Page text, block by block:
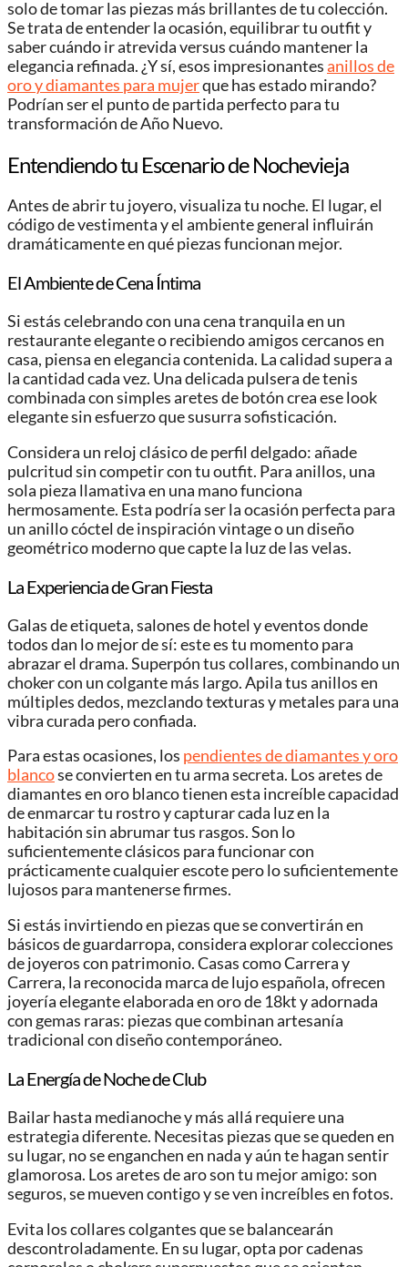
solo de tomar las piezas más brillantes de tu colección.
Se trata de entender la ocasión, equilibrar tu outfit y
saber cuándo ir atrevida versus cuándo mantener la
elegancia refinada. ¿Y sí, esos impresionantesanillos de
oro y diamantes para mujerque has estado mirando?
Podrían ser el punto de partida perfecto para tu
transformación de Año Nuevo.
Entendiendo tu Escenario de Nochevieja
Antes de abrir tu joyero, visualiza tu noche. El lugar, el
código de vestimenta y el ambiente general influirán
dramáticamente en qué piezas funcionan mejor.
El Ambiente de Cena Íntima
Si estás celebrando con una cena tranquila en un
restaurante elegante o recibiendo amigos cercanos en
casa, piensa en elegancia contenida. La calidad supera a
la cantidad cada vez. Una delicada pulsera de tenis
combinada con simples aretes de botón crea ese look
elegante sin esfuerzo que susurra sofisticación.
Considera un reloj clásico de perfil delgado: añade
pulcritud sin competir con tu outfit. Para anillos, una
sola pieza llamativa en una mano funciona
hermosamente. Esta podría ser la ocasión perfecta para
un anillo cóctel de inspiración vintage o un diseño
geométrico moderno que capte la luz de las velas.
La Experiencia de Gran Fiesta
Galas de etiqueta, salones de hotel y eventos donde
todos dan lo mejor de sí: este es tu momento para
abrazar el drama. Superpón tus collares, combinando un
choker con un colgante más largo. Apila tus anillos en
múltiples dedos, mezclando texturas y metales para una
vibra curada pero confiada.
Para estas ocasiones, los pendientes de diamantes y oro
blancose convierten en tu arma secreta. Los aretes de
diamantes en oro blanco tienen esta increíble capacidad
de enmarcar tu rostro y capturar cada luz en la
habitación sin abrumar tus rasgos. Son lo
suficientemente clásicos para funcionar con
prácticamente cualquier escote pero lo suficientemente
lujosos para mantenerse firmes.
Si estás invirtiendo en piezas que se convertirán en
básicos de guardarropa, considera explorar colecciones
de joyeros con patrimonio. Casas como Carrera y
Carrera, la reconocida marca de lujo española, ofrecen
joyería elegante elaborada en oro de 18kt y adornada
con gemas raras: piezas que combinan artesanía
tradicional con diseño contemporáneo.
La Energía de Noche de Club
Bailar hasta medianoche y más allá requiere una
estrategia diferente. Necesitas piezas que se queden en
su lugar, no se enganchen en nada y aún te hagan sentir
glamorosa. Los aretes de aro son tu mejor amigo: son
seguros, se mueven contigo y se ven increíbles en fotos.
Evita los collares colgantes que se balancearán
descontroladamente. En su lugar, opta por cadenas